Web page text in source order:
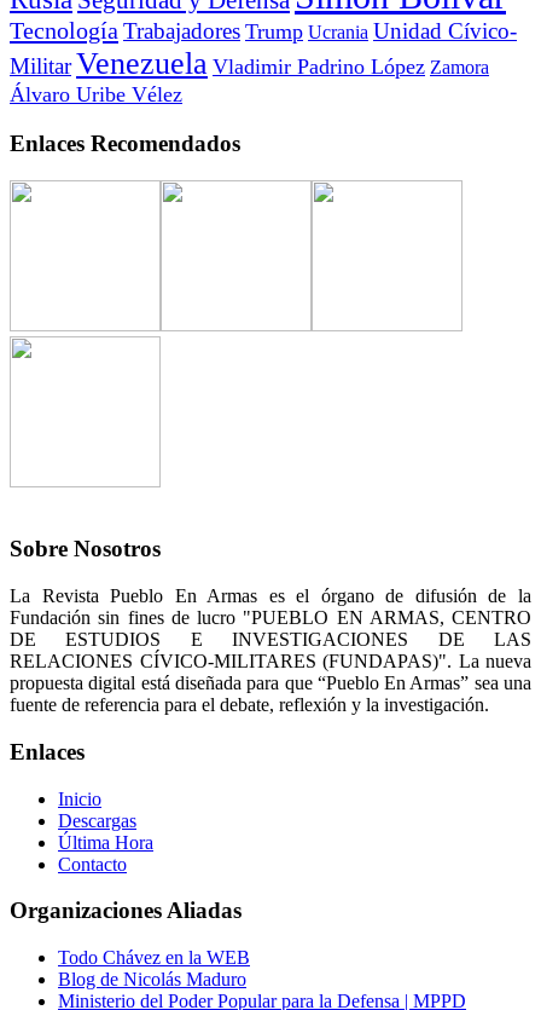
Tecnología Trabajadores Trump Ucrania Unidad Cívico-
MilitarVenezuela Vladimir Padrino López Zamora
Álvaro Uribe Vélez
Enlaces Recomendados
Sobre Nosotros
La Revista Pueblo En Armas es el órgano de difusión de la
Fundación sin fines de lucro "PUEBLO EN ARMAS, CENTRO
DE ESTUDIOS E INVESTIGACIONES DE LAS
RELACIONES CÍVICO-MILITARES (FUNDAPAS)". La nueva
propuesta digital está diseñada para que “Pueblo En Armas” sea una
fuente de referencia para el debate, reflexión y la investigación.
Enlaces
Inicio
Descargas
Última Hora
Contacto
Organizaciones Aliadas
Todo Chávez en la WEB
Blog de Nicolás Maduro
Ministerio del Poder Popular para la Defensa | MPPD